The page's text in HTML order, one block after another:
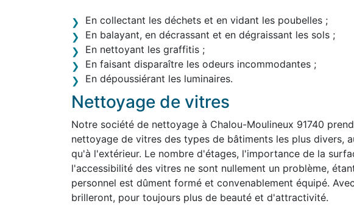
En collectant les déchets et en vidant les poubelles ;
En balayant, en décrassant et en dégraissant les sols ;
En nettoyant les graffitis ;
En faisant disparaître les odeurs incommodantes ;
En dépoussiérant les luminaires.
Nettoyage de vitres
Notre société de nettoyage à Chalou-Moulineux 91740
nettoyage de vitres des types de bâtiments les plus divers,
qu'à l'extérieur. Le nombre d'étages, l'importance de la
l'accessibilité des vitres ne sont nullement un problème,
personnel est dûment formé et convenablement équipé.
brilleront, pour toujours plus de beauté et d'attractivité.